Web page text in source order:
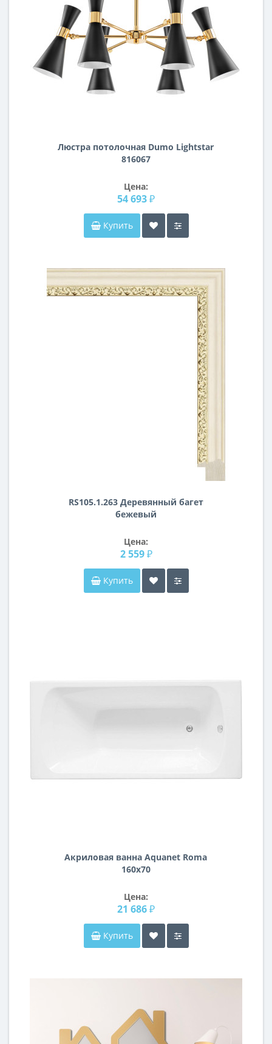
Люстра потолочная Dumo Lightstar
816067
Цена:
54 693 ₽
Купить
RS105.1.263 Деревянный багет
бежевый
Цена:
2 559 ₽
Купить
Акриловая ванна Aquanet Roma
160x70
Цена:
21 686 ₽
Купить